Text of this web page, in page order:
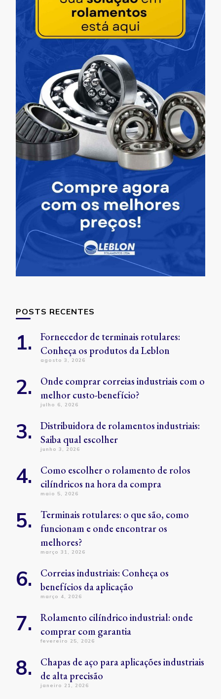
POSTS RECENTES
Fornecedor de terminais rotulares:
Conheça os produtos da Leblon
agosto 3, 2026
Onde comprar correias industriais com o
melhor custo-benefício?
julho 6, 2026
Distribuidora de rolamentos industriais:
Saiba qual escolher
junho 3, 2026
Como escolher o rolamento de rolos
cilíndricos na hora da compra
maio 5, 2026
Terminais rotulares: o que são, como
funcionam e onde encontrar os
melhores?
março 31, 2026
Correias industriais: Conheça os
benefícios da aplicação
março 4, 2026
Rolamento cilíndrico industrial: onde
comprar com garantia
fevereiro 25, 2026
Chapas de aço para aplicações industriais
de alta precisão
janeiro 21, 2026